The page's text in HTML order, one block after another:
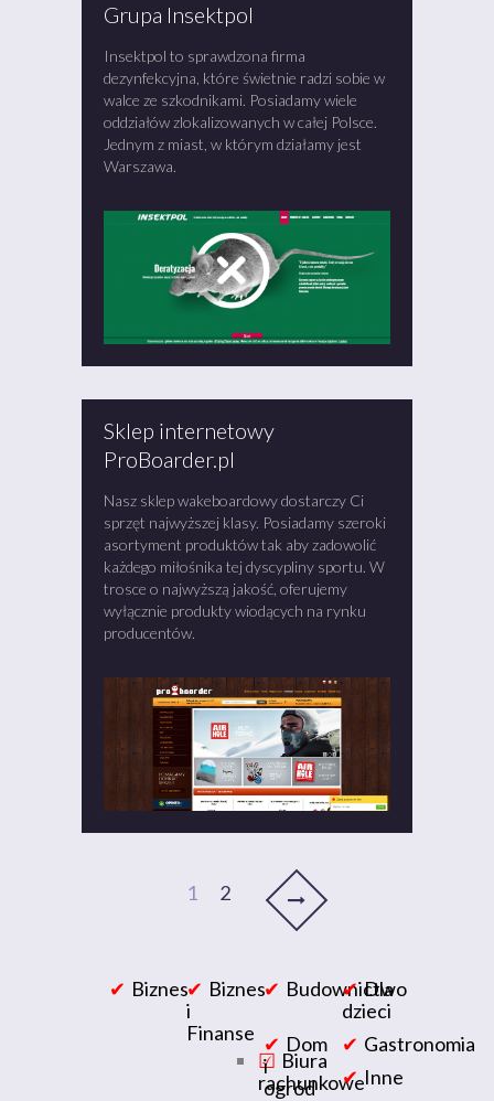
Grupa Insektpol
Insektpol to sprawdzona firma
dezynfekcyjna, które świetnie radzi sobie w
walce ze szkodnikami. Posiadamy wiele
oddziałów zlokalizowanych w całej Polsce.
Jednym z miast, w którym działamy jest
Warszawa.
Sklep internetowy
ProBoarder.pl
Nasz sklep wakeboardowy dostarczy Ci
sprzęt najwyższej klasy. Posiadamy szeroki
asortyment produktów tak aby zadowolić
każdego miłośnika tej dyscypliny sportu. W
trosce o najwyższą jakość, oferujemy
wyłącznie produkty wiodących na rynku
producentów.
1 2
Biznes
Biznes
i
Finanse
Biura
rachunkowe
Budownictwo
Dla
dzieci
Dom
i
ogród
Gastronomia
Inne